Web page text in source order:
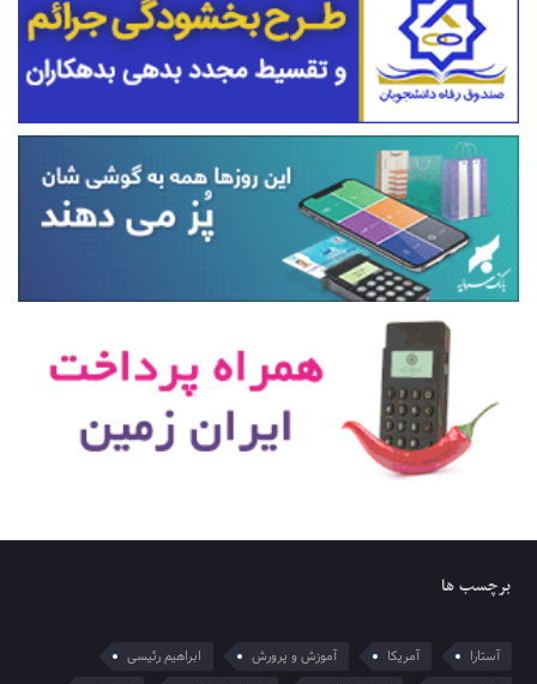
برچسب ها
آستارا آمریکا آموزش و پرورش
ابراهیم رئیسی